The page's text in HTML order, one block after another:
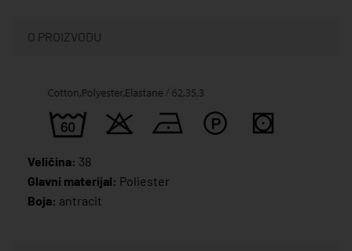
O PROIZVODU
Veličina: 38
Glavni materijal: Poliester
Boja: antracit